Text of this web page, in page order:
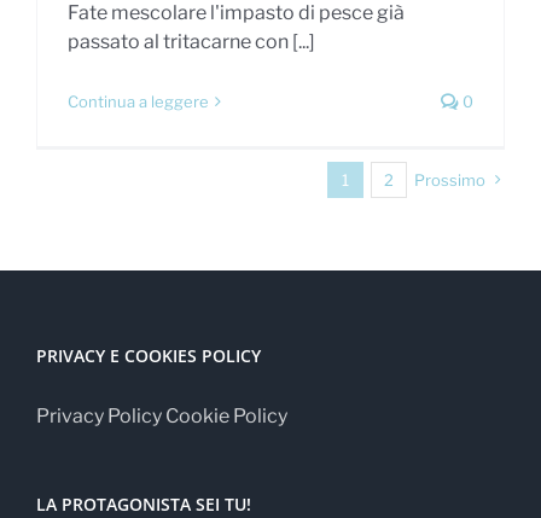
Fate mescolare l'impasto di pesce già
passato al tritacarne con [...]
Continua a leggere 0
1 2 Prossimo
PRIVACY E COOKIES POLICY
Privacy Policy Cookie Policy
LA PROTAGONISTA SEI TU!